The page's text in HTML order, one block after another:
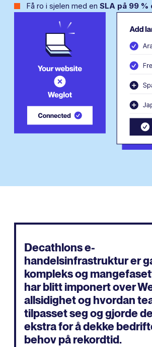
Få ro i sjelen med en SLA på 99 %
Decathlons e-
handelsinfrastruktur er
kompleks og
har blitt imponert over
allsidighet og hvordan
tilpasset seg og gjorde
ekstra for å dekke
behov på rekordtid.